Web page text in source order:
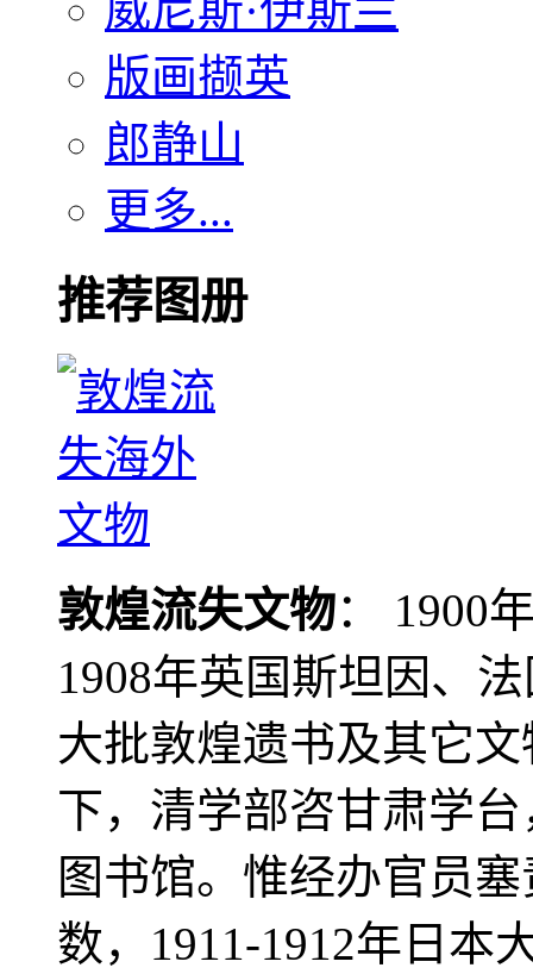
版画撷英
郎静山
更多...
推荐图册
敦煌流失文物： 1900
1908年英国斯坦因、
大批敦煌遗书及其它
下，清学部咨甘肃学
图书馆。惟经办官员
数，1911-1912年日本